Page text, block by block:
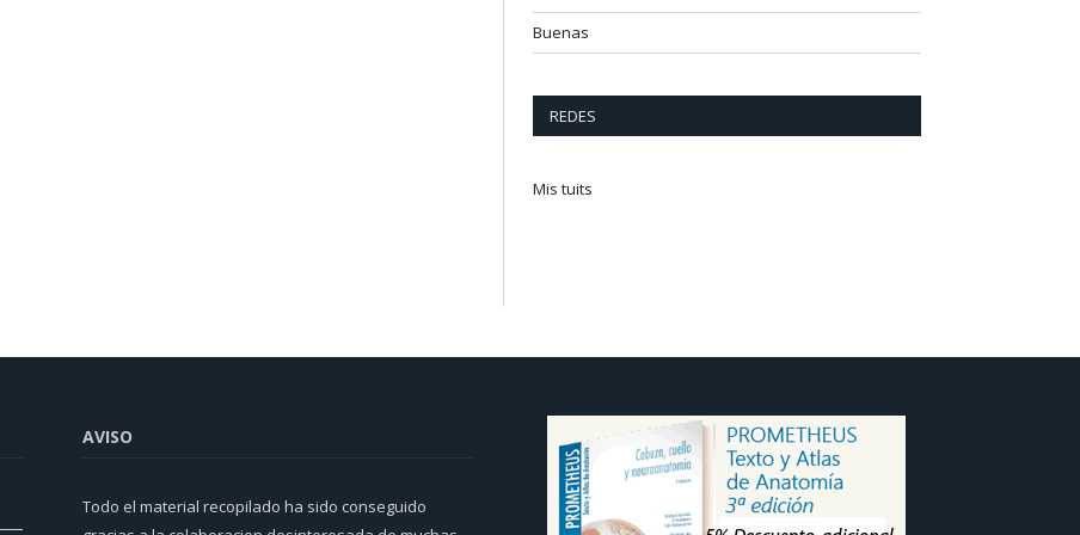
Buenas
REDES
Mis tuits
AVISO
Todo el material recopilado ha sido conseguido